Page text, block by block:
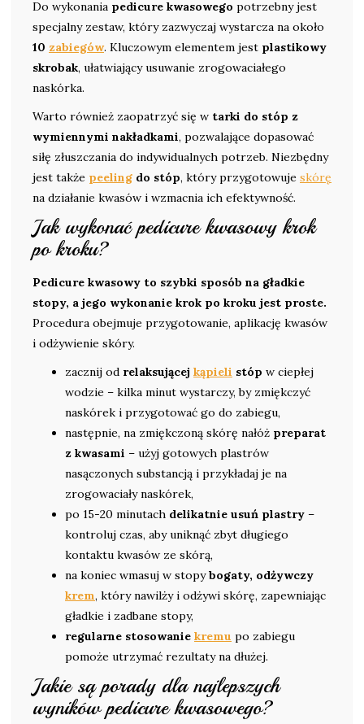
Do wykonania pedicure kwasowego potrzebny jest
specjalny zestaw, który zazwyczaj wystarcza na około
10 zabiegów. Kluczowym elementem jest plastikowy
skrobak, ułatwiający usuwanie zrogowaciałego
naskórka.
Warto również zaopatrzyć się w tarki do stóp z
wymiennymi nakładkami, pozwalające dopasować
siłę złuszczania do indywidualnych potrzeb. Niezbędny
jest także peeling do stóp, który przygotowuje skórę
na działanie kwasów i wzmacnia ich efektywność.
Jak wykonać pedicure kwasowy krok
po kroku?
Pedicure kwasowy to szybki sposób na gładkie
stopy, a jego wykonanie krok po kroku jest proste.
Procedura obejmuje przygotowanie, aplikację kwasów
i odżywienie skóry.
zacznij od relaksującej kąpieli stóp w ciepłej
wodzie – kilka minut wystarczy, by zmiękczyć
naskórek i przygotować go do zabiegu,
następnie, na zmiękczoną skórę nałóż preparat
z kwasami – użyj gotowych plastrów
nasączonych substancją i przykładaj je na
zrogowaciały naskórek,
po 15-20 minutach delikatnie usuń plastry –
kontroluj czas, aby uniknąć zbyt długiego
kontaktu kwasów ze skórą,
na koniec wmasuj w stopybogaty, odżywczy
krem, który nawilży i odżywi skórę, zapewniając
gładkie i zadbane stopy,
regularne stosowanie kremu po zabiegu
pomoże utrzymać rezultaty na dłużej.
Jakie są porady dla najlepszych
wyników pedicure kwasowego?